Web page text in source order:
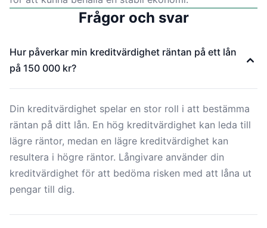
Frågor och svar
Hur påverkar min kreditvärdighet räntan på ett lån
på 150 000 kr?
Din kreditvärdighet spelar en stor roll i att bestämma
räntan på ditt lån. En hög kreditvärdighet kan leda till
lägre räntor, medan en lägre kreditvärdighet kan
resultera i högre räntor. Långivare använder din
kreditvärdighet för att bedöma risken med att låna ut
pengar till dig.